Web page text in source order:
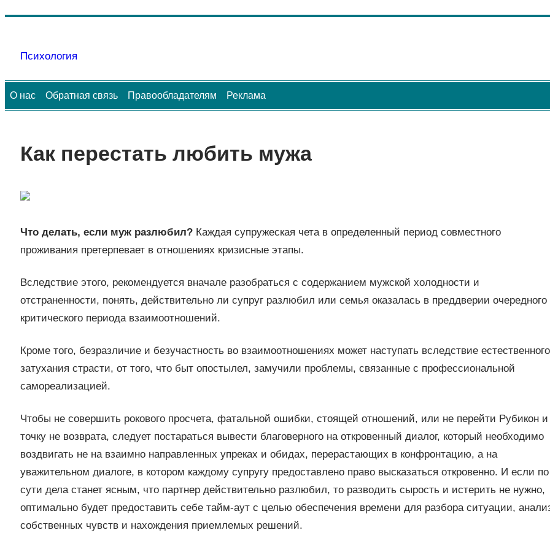
содержимому
Психология
О нас Обратная связь Правообладателям Реклама
Как перестать любить мужа
Что делать, если муж разлюбил?Каждая супружеская чета в определенный период совместного
проживания претерпевает в отношениях кризисные этапы.
Вследствие этого, рекомендуется вначале разобраться с содержанием мужской холодности и
отстраненности, понять, действительно ли супруг разлюбил или семья оказалась в преддверии очередного
критического периода взаимоотношений.
Кроме того, безразличие и безучастность во взаимоотношениях может наступать вследствие естественного
затухания страсти, от того, что быт опостылел, замучили проблемы, связанные с профессиональной
самореализацией.
Чтобы не совершить рокового просчета, фатальной ошибки, стоящей отношений, или не перейти Рубикон и
точку не возврата, следует постараться вывести благоверного на откровенный диалог, который необходимо
воздвигать не на взаимно направленных упреках и обидах, перерастающих в конфронтацию, а на
уважительном диалоге, в котором каждому супругу предоставлено право высказаться откровенно. И если по
сути дела станет ясным, что партнер действительно разлюбил, то разводить сырость и истерить не нужно,
оптимально будет предоставить себе тайм-аут с целью обеспечения времени для разбора ситуации,
собственных чувств и нахождения приемлемых решений.